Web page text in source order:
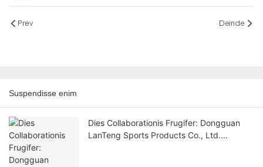
Prev Deinde
Suspendisse enim
Dies Collaborationis Frugifer: Dongguan
LanTeng Sports Products Co., Ltd.